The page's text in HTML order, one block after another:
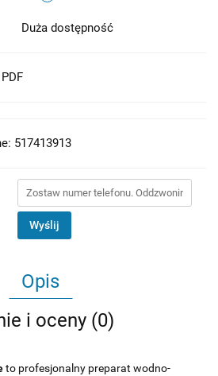
Duża dostępność
517413913
Wyślij
Opis
i oceny (0)
to profesjonalny preparat wodno-